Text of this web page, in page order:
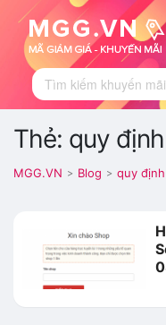
Thẻ: quy
MGG.VN > Blog > quy